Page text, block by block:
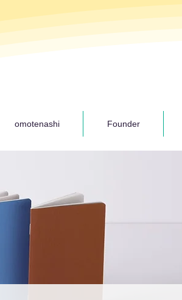
omotenashi Founder